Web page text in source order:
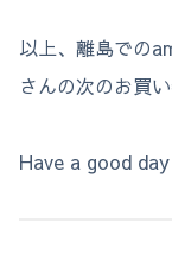
以上、離島での
さんの次のお買
Have a good